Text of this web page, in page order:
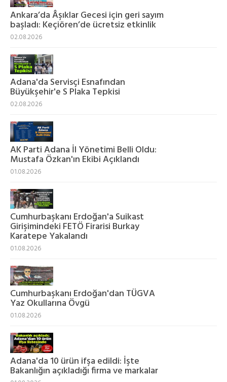
Ankara’da Âşıklar Gecesi için geri sayım
başladı: Keçiören’de ücretsiz etkinlik
02.08.2026
Adana'da Servisçi Esnafından
Büyükşehir'e S Plaka Tepkisi
02.08.2026
AK Parti Adana İl Yönetimi Belli Oldu:
Mustafa Özkan'ın Ekibi Açıklandı
01.08.2026
Cumhurbaşkanı Erdoğan'a Suikast
Girişimindeki FETÖ Firarisi Burkay
Karatepe Yakalandı
01.08.2026
Cumhurbaşkanı Erdoğan'dan TÜGVA
Yaz Okullarına Övgü
01.08.2026
Adana'da 10 ürün ifşa edildi: İşte
Bakanlığın açıkladığı firma ve markalar